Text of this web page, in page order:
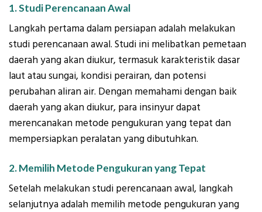
1. Studi Perencanaan Awal
Langkah pertama dalam persiapan adalah melakukan
studi perencanaan awal. Studi ini melibatkan pemetaan
daerah yang akan diukur, termasuk karakteristik dasar
laut atau sungai, kondisi perairan, dan potensi
perubahan aliran air. Dengan memahami dengan baik
daerah yang akan diukur, para insinyur dapat
merencanakan metode pengukuran yang tepat dan
mempersiapkan peralatan yang dibutuhkan.
2. Memilih Metode Pengukuran yang Tepat
Setelah melakukan studi perencanaan awal, langkah
selanjutnya adalah memilih metode pengukuran yang